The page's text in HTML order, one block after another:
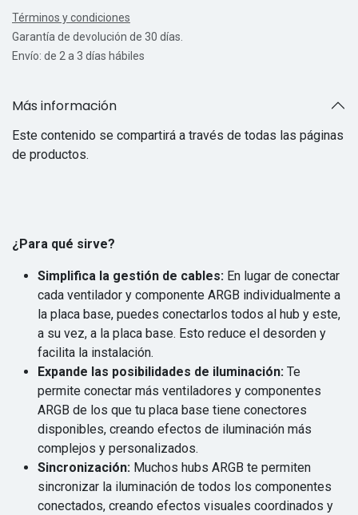
Términos y condiciones
Garantía de devolución de 30 días.
Envío: de 2 a 3 días hábiles
Más información
Este contenido se compartirá a través de todas las páginas
de productos.
¿Para qué sirve?
Simplifica la gestión de cables: En lugar de conectar
cada ventilador y componente ARGB individualmente a
la placa base, puedes conectarlos todos al hub y este,
a su vez, a la placa base. Esto reduce el desorden y
facilita la instalación.
Expande las posibilidades de iluminación: Te
permite conectar más ventiladores y componentes
ARGB de los que tu placa base tiene conectores
disponibles, creando efectos de iluminación más
complejos y personalizados.
Sincronización: Muchos hubs ARGB te permiten
sincronizar la iluminación de todos los componentes
conectados, creando efectos visuales coordinados y